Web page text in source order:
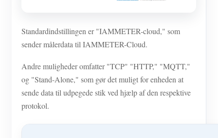
Standardindstillingen er "IAMMETER-cloud," som
sender målerdata til IAMMETER-Cloud.
Andre muligheder omfatter "TCP" "HTTP," "MQTT,"
og "Stand-Alone," som gør det muligt for enheden at
sende data til udpegede stik ved hjælp af den respektive
protokol.